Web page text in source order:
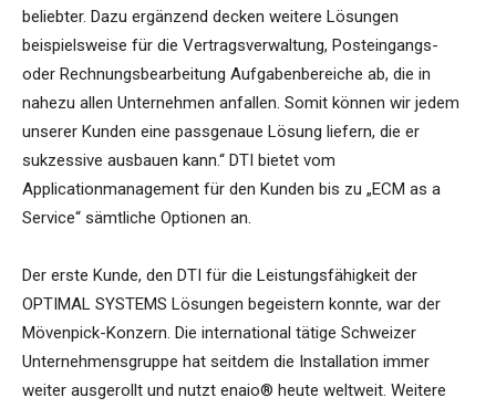
beliebter. Dazu ergänzend decken weitere Lösungen
beispielsweise für die Vertragsverwaltung, Posteingangs-
oder Rechnungsbearbeitung Aufgabenbereiche ab, die in
nahezu allen Unternehmen anfallen. Somit können wir jedem
unserer Kunden eine passgenaue Lösung liefern, die er
sukzessive ausbauen kann.“ DTI bietet vom
Applicationmanagement für den Kunden bis zu „ECM as a
Service“ sämtliche Optionen an.
Der erste Kunde, den DTI für die Leistungsfähigkeit der
OPTIMAL SYSTEMS Lösungen begeistern konnte, war der
Mövenpick-Konzern. Die international tätige Schweizer
Unternehmensgruppe hat seitdem die Installation immer
weiter ausgerollt und nutzt enaio® heute weltweit. Weitere